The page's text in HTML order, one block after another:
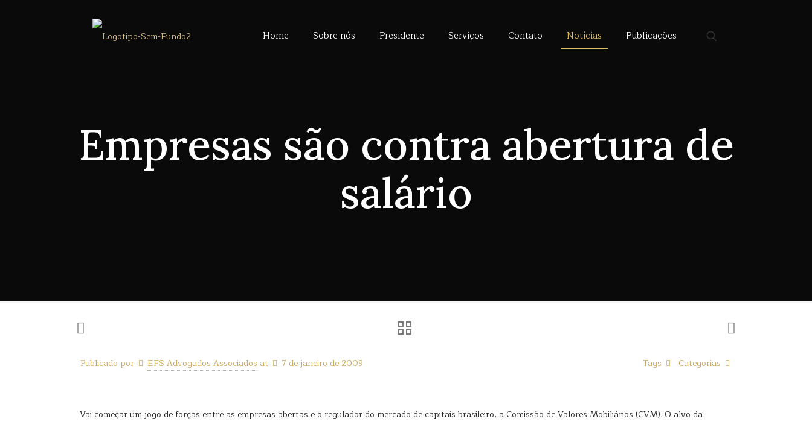
Home Sobre nós Presidente Serviços Contato Notícias Publicações
Empresas são contra abertura de
salário
Publicado por EFS Advogados Associados at 7 de janeiro de 2009 Categorias
Tags
Vai começar um jogo de forças entre as empresas abertas e o regulador do mercado de capitais brasileiro, a Comissão de Valores Mobiliários (CVM). O alvo da